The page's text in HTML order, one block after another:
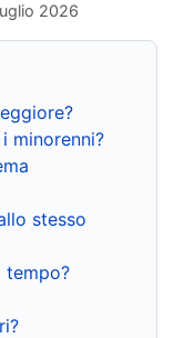
2026
minorenni?
stesso
tempo?